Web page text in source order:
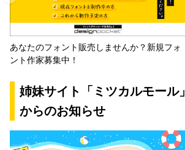
あなたのフォント販売しませんか？新規フォ
ント作家募集中！
姉妹サイト「ミツカルモール」
からのお知らせ